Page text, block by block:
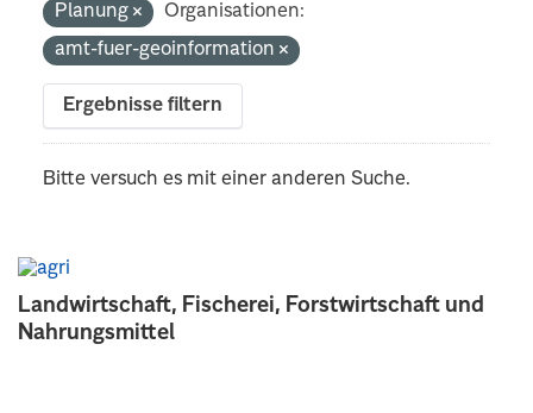
Landwirtschaft, Fischerei, Forstwirtschaft und
Nahrungsmittel
Planung
Organisationen:
amt-fuer-geoinformation
Ergebnisse filtern
Bitte versuch es mit einer anderen Suche.